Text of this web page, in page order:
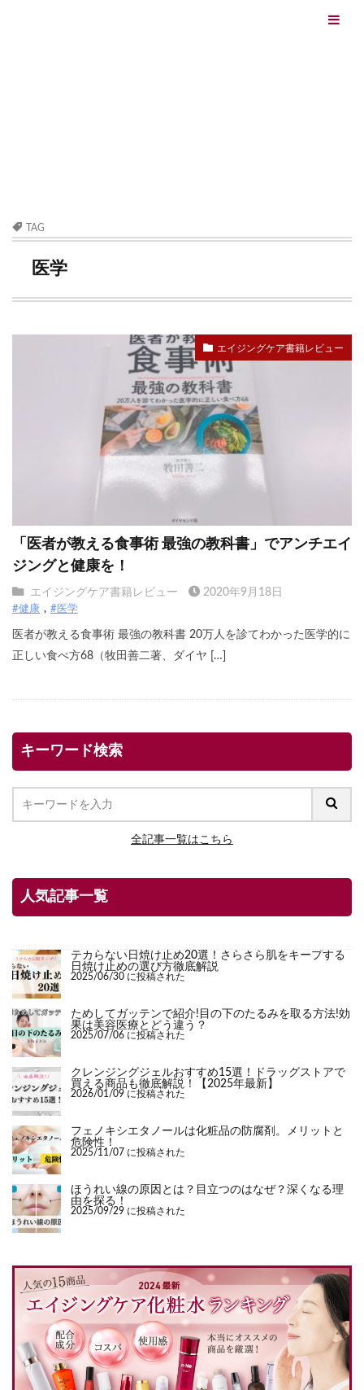
TAG
医学
エイジングケア書籍レビュー
「医者が教える食事術 最強の教科書」でアンチエイ
ジングと健康を！
エイジングケア書籍レビュー 2020年9月18日
#健康 #医学
医者が教える食事術 最強の教科書 20万人を診てわかった医学的に
正しい食べ方68（牧田善二著、ダイヤ […]
キーワード検索
全記事一覧はこちら
人気記事一覧
テカらない日焼け止め20選！さらさら肌をキープする
日焼け止めの選び方徹底解説
2025/06/30 に投稿された
ためしてガッテンで紹介!目の下のたるみを取る方法!効
果は美容医療とどう違う？
2025/07/06 に投稿された
クレンジングジェルおすすめ15選！ドラッグストアで
買える商品も徹底解説！【2025年最新】
2026/01/09 に投稿された
フェノキシエタノールは化粧品の防腐剤。メリットと
危険性！
2025/11/07 に投稿された
ほうれい線の原因とは？目立つのはなぜ？深くなる理
由を探る！
2025/09/29 に投稿された